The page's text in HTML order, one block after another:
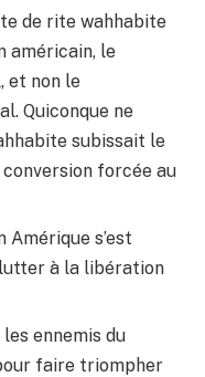
de rite wahhabite
américain, le
et non le
Quiconque ne
subissait le
forcée au
s’est
à la libération
les ennemis du
faire triompher